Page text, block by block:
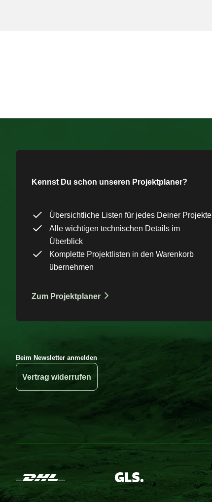
Kennst Du schon unseren Projektplaner?
Übersichtliche Listen für jedes Deiner Projekte
Alle wichtigen technischen Details im
Überblick
Komplette Projektlisten in den Warenkorb
übernehmen
Zum Projektplaner
Beim Newsletter anmelden
Vertrag widerrufen